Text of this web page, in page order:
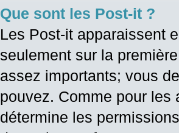
Que sont les Post-it ?
Les Post-it apparaissent
seulement sur la
assez importants; vous
pouvez. Comme pour les
détermine les